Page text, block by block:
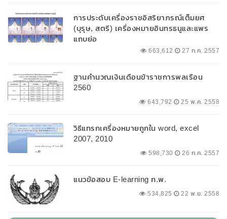
การประดับเครื่องราชอิสริยาภรณ์เต็มยศ
(บุรุษ, สตรี) เครื่องหมายอินทรธนูและแพร
แถบย่อ
663,612 27 ก.ค. 2557
ฐานคำนวณเงินเดือนข้าราชการพลเรือน
2560
643,792 25 พ.ค. 2558
วิธีแทรกเครื่องหมายถูกใน word, excel
2007, 2010
598,730 26 ก.ค. 2557
แนวข้อสอบ E-learning ก.พ.
534,825 22 พ.ย. 2558